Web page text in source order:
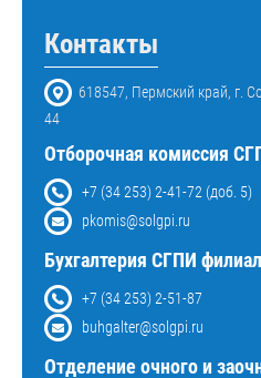
Контакты
618547, Пермский край, г.
44
Отборочная комиссия
+7 (34 253) 2-41-72 (доб. 5)
pkomis@solgpi.ru
Бухгалтерия СГПИ
+7 (34 253) 2-51-87
buhgalter@solgpi.ru
Отделение очного и